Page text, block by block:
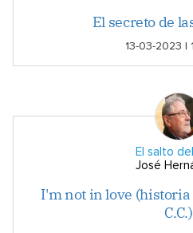
El secreto de
13-03-2023 |
El salto
José
I'm not in love
C.C.)